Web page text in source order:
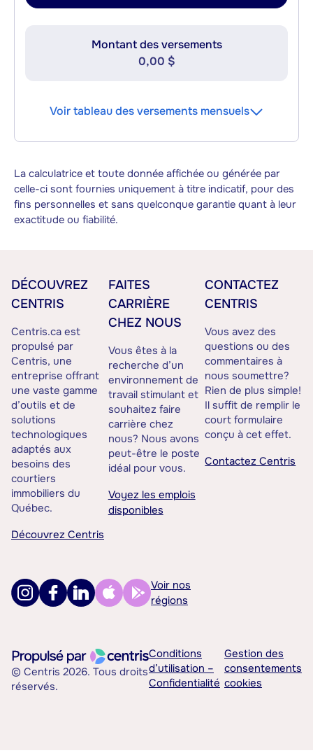
Montant des versements
0,00 $
Voir tableau des versements mensuels
La calculatrice et toute donnée affichée ou générée par
celle-ci sont fournies uniquement à titre indicatif, pour des
fins personnelles et sans quelconque garantie quant à leur
exactitude ou fiabilité.
DÉCOUVREZ
CENTRIS
Centris.ca est
propulsé par
Centris, une
entreprise offrant
une vaste gamme
d’outils et de
solutions
technologiques
adaptés aux
besoins des
courtiers
immobiliers du
Québec.
Découvrez Centris
FAITES
CARRIÈRE
CHEZ NOUS
Vous êtes à la
recherche d’un
environnement de
travail stimulant et
souhaitez faire
carrière chez
nous? Nous avons
peut-être le poste
idéal pour vous.
Voyez les emplois
disponibles
CONTACTEZ
CENTRIS
Vous avez des
questions ou des
commentaires à
nous soumettre?
Rien de plus simple!
Il suffit de remplir le
court formulaire
conçu à cet effet.
Contactez Centris
Voir nos
régions
© Centris 2026. Tous droits
réservés.
Conditions
d’utilisation –
Confidentialité
Gestion des
consentements
cookies